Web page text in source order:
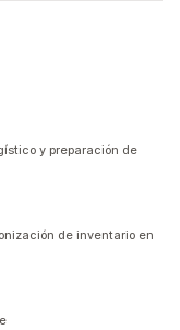
y preparación de
de inventario en